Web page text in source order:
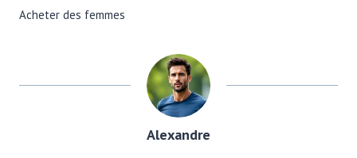
Acheter des femmes
Alexandre